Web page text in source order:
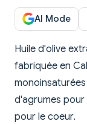
AI Mode
Huile d'olive
fabriquée en
d'agrumes pour
pour le coeur.